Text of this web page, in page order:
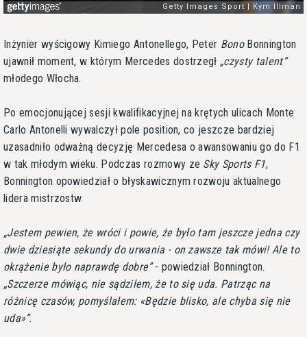
Inżynier wyścigowy Kimiego Antonellego, Peter BonoBonnington
ujawnił moment, w którym Mercedes dostrzegł czysty talent
młodego Włocha.
Po emocjonującej sesji kwalifikacyjnej na krętych ulicach Monte
Carlo Antonelli wywalczył pole position, co jeszcze bardziej
uzasadniło odważną decyzję Mercedesa o awansowaniu go do F1
w tak młodym wieku. Podczas rozmowy ze Sky Sports F1,
Bonnington opowiedział o błyskawicznym rozwoju aktualnego
lidera mistrzostw.
Jestem pewien, że wróci i powie, że było tam jeszcze jedna czy
dwie dziesiąte sekundy do urwania - on zawsze tak mówi! Ale to
okrążenie było naprawdę dobre - powiedział Bonnington.
Szczerze mówiąc, nie sądziłem, że to się uda. Patrząc na
różnicę czasów, pomyślałem: «Będzie blisko, ale chyba się nie
uda» .